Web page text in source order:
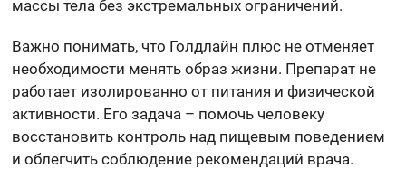
массы тела без экстремальных ограничений.
Важно понимать, что Голдлайн плюс не отменяет
необходимости менять образ жизни. Препарат не
работает изолированно от питания и физической
активности. Его задача – помочь человеку
восстановить контроль над пищевым поведением
и облегчить соблюдение рекомендаций врача.